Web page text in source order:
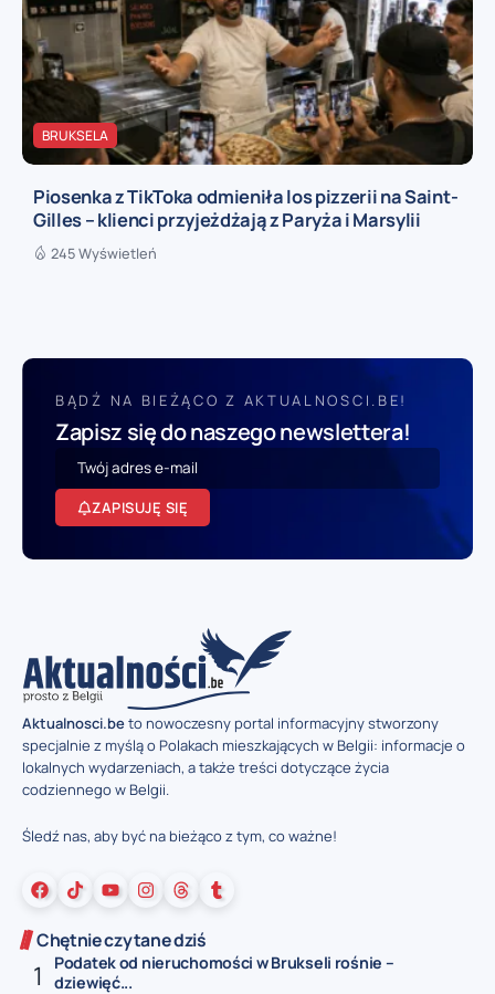
BRUKSELA
Piosenka z TikToka odmieniła los pizzerii na Saint-
Gilles – klienci przyjeżdżają z Paryża i Marsylii
245 Wyświetleń
BĄDŹ NA BIEŻĄCO Z AKTUALNOSCI.BE!
Zapisz się do naszego newslettera!
ZAPISUJĘ SIĘ
Aktualnosci.beto nowoczesny portal informacyjny stworzony
specjalnie z myślą o Polakach mieszkających w Belgii: informacje o
lokalnych wydarzeniach, a także treści dotyczące życia
codziennego w Belgii.
Śledź nas, aby być na bieżąco z tym, co ważne!
Chętnie czytane dziś
Podatek od nieruchomości w Brukseli rośnie –
dziewięć...